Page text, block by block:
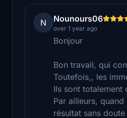
N Nounours06
over 1 year ago
Bonjour
Bon travail, qui
Toutefois,, les
Ils sont
Par ailleurs,
résultat sans